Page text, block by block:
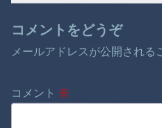
コメントをどうぞ
メールアドレスが公開される
コメント ※